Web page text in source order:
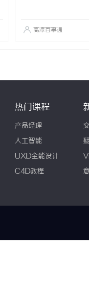
高淳百事通
热门课程
产品经理
人工智能
UXD全能设计
C4D教程